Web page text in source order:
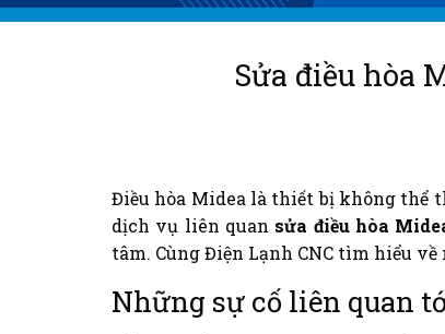
Sửa điều hòa
Điều hòa Midea là thiết bị không thể
dịch vụ liên quan sửa điều hòa
tâm. Cùng Điện Lạnh CNC tìm hiểu
Những sự cố liên quan